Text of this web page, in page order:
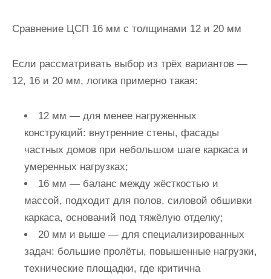
Сравнение ЦСП 16 мм с толщинами 12 и 20 мм
Если рассматривать выбор из трёх вариантов —
12, 16 и 20 мм, логика примерно такая:
12 мм — для менее нагруженных
конструкций: внутренние стены, фасады
частных домов при небольшом шаге каркаса и
умеренных нагрузках;
16 мм — баланс между жёсткостью и
массой, подходит для полов, силовой обшивки
каркаса, оснований под тяжёлую отделку;
20 мм и выше — для специализированных
задач: большие пролёты, повышенные нагрузки,
технические площадки, где критична